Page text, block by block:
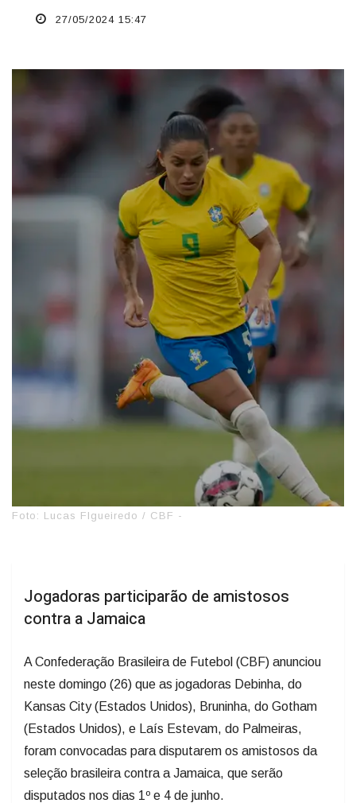
27/05/2024 15:47
Foto: Lucas FIgueiredo / CBF -
Jogadoras participarão de amistosos
contra a Jamaica
A Confederação Brasileira de Futebol (CBF) anunciou
neste domingo (26) que as jogadoras Debinha, do
Kansas City (Estados Unidos), Bruninha, do Gotham
(Estados Unidos), e Laís Estevam, do Palmeiras,
foram convocadas para disputarem os amistosos da
seleção brasileira contra a Jamaica, que serão
disputados nos dias 1º e 4 de junho.